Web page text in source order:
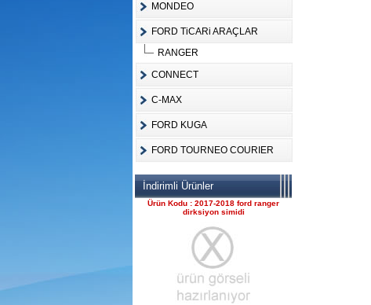
MONDEO
FORD TiCARi ARAÇLAR
RANGER
CONNECT
C-MAX
FORD KUGA
FORD TOURNEO COURIER
İndirimli Ürünler
FORD CONNECT ÇIKMA
ÇELİK JANT CANT
komple motor
2017-2018 ford ranger 2.2
komple motor
Ürün Kodu : 2017-2018 ford ranger
dirksiyon simidi